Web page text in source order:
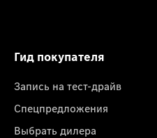
Гид покупателя
Запись на тест-драйв
Спецпредложения
Выбрать дилера